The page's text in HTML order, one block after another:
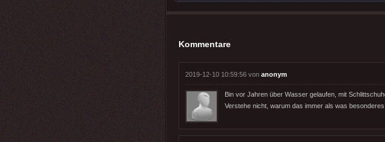
Kommentare
2019-12-10 10:59:56 von anonym
Bin vor Jahren über Wasser gelaufen, mit
Verstehe nicht, warum das immer als was